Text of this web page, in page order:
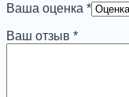
Ваша оценка *
Ваш отзыв *